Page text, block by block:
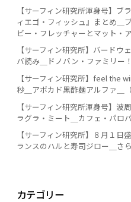
【サーフィン研究所渾身号】ブ
ィエゴ・フィッシュ』まとめ＿
ビー・フレッチャーとマット・
【サーフィン研究所】バードウ
バ読み＿ドノバン・ファミリー
【サーフィン研究所】feel the
秒＿アボカド黒酢麺アルファ＿
【サーフィン研究所渾身号】波
ラグラ・ミート＿カフェ・パロ
【サーフィン研究所】８月１日
ランスのハルと寿司ジロー＿さ
カテゴリー